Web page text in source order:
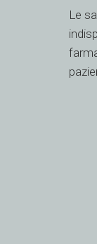
e
della
sacca
Le